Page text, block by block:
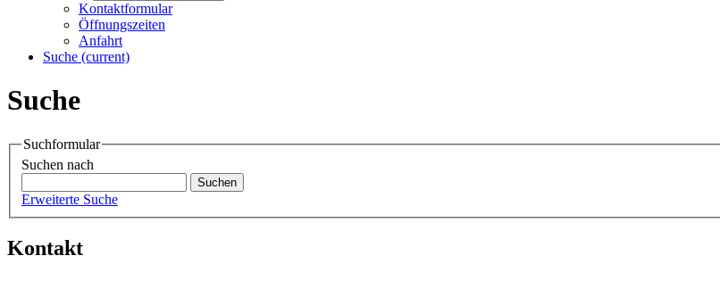
Kontaktformular
Öffnungszeiten
Anfahrt
Suche (current)
Suche
Suchformular
Suchen nach
Erweiterte Suche
Kontakt